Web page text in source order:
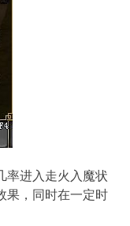
率进入走火入魔状
果，同时在一定时